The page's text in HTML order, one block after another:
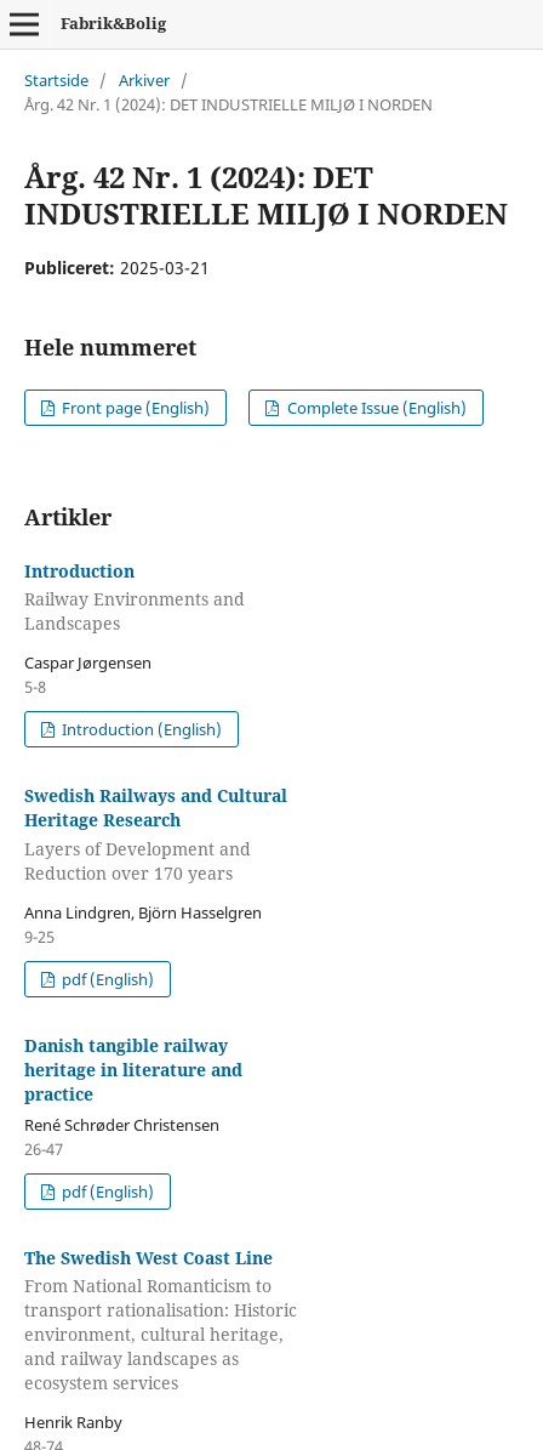
Fabrik&Bolig
Startside / Arkiver /
Årg. 42 Nr. 1 (2024): DET INDUSTRIELLE MILJØ I NORDEN
Årg. 42 Nr. 1 (2024): DET
INDUSTRIELLE MILJØ I NORDEN
Publiceret: 2025-03-21
Hele nummeret
Front page (English) Complete Issue (English)
Artikler
Introduction
Railway Environments and
Landscapes
Caspar Jørgensen
5-8
Introduction (English)
Swedish Railways and Cultural
Heritage Research
Layers of Development and
Reduction over 170 years
Anna Lindgren, Björn Hasselgren
9-25
pdf (English)
Danish tangible railway
heritage in literature and
practice
René Schrøder Christensen
26-47
pdf (English)
The Swedish West Coast Line
From National Romanticism to
transport rationalisation: Historic
environment, cultural heritage,
and railway landscapes as
ecosystem services
Henrik Ranby